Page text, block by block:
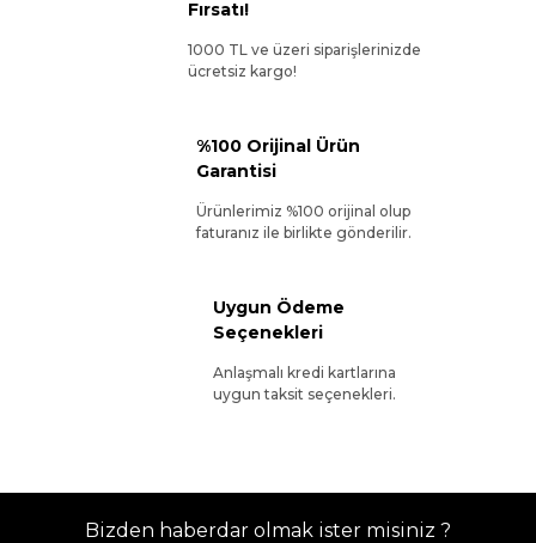
Fırsatı!
1000 TL ve üzeri siparişlerinizde
ücretsiz kargo!
%100 Orijinal Ürün
Garantisi
Ürünlerimiz %100 orijinal olup
faturanız ile birlikte gönderilir.
Uygun Ödeme
Seçenekleri
Anlaşmalı kredi kartlarına
uygun taksit seçenekleri.
Bizden haberdar olmak ister misiniz ?